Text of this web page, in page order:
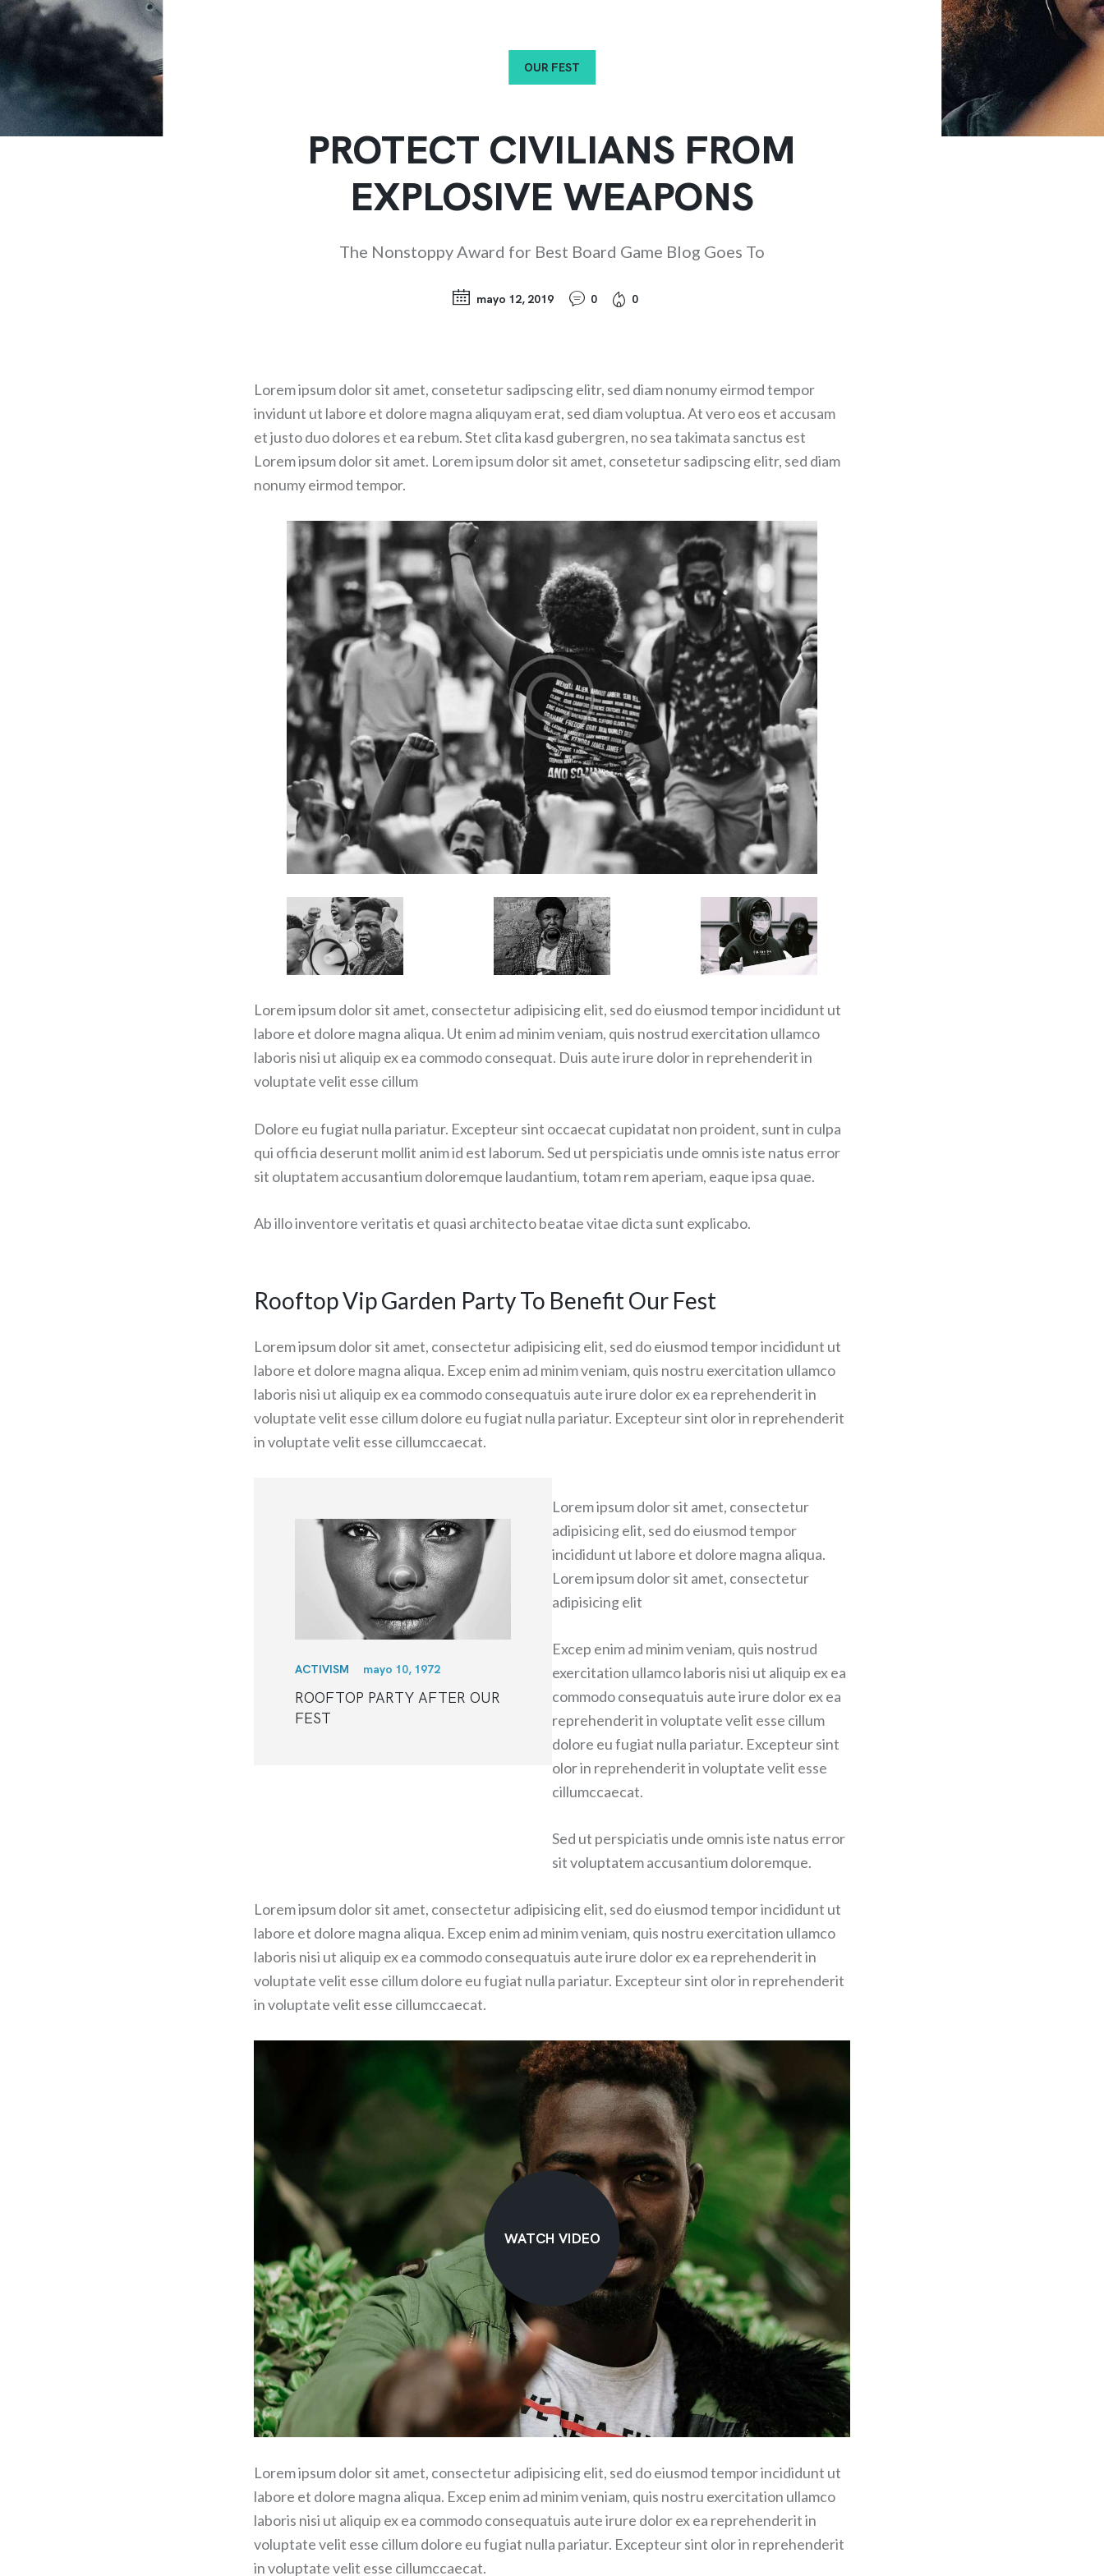
OUR FEST
PROTECT CIVILIANS FROM
EXPLOSIVE WEAPONS
The Nonstoppy Award for Best Board Game Blog Goes To
mayo 12, 2019 0 0
Lorem ipsum dolor sit amet, consetetur sadipscing elitr, sed diam nonumy eirmod tempor
invidunt ut labore et dolore magna aliquyam erat, sed diam voluptua. At vero eos et accusam
et justo duo dolores et ea rebum. Stet clita kasd gubergren, no sea takimata sanctus est
Lorem ipsum dolor sit amet. Lorem ipsum dolor sit amet, consetetur sadipscing elitr, sed diam
nonumy eirmod tempor.
Lorem ipsum dolor sit amet, consectetur adipisicing elit, sed do eiusmod tempor incididunt ut
labore et dolore magna aliqua. Ut enim ad minim veniam, quis nostrud exercitation ullamco
laboris nisi ut aliquip ex ea commodo consequat. Duis aute irure dolor in reprehenderit in
voluptate velit esse cillum
Dolore eu fugiat nulla pariatur. Excepteur sint occaecat cupidatat non proident, sunt in culpa
qui officia deserunt mollit anim id est laborum. Sed ut perspiciatis unde omnis iste natus error
sit oluptatem accusantium doloremque laudantium, totam rem aperiam, eaque ipsa quae.
Ab illo inventore veritatis et quasi architecto beatae vitae dicta sunt explicabo.
Rooftop Vip Garden Party To Benefit Our Fest
Lorem ipsum dolor sit amet, consectetur adipisicing elit, sed do eiusmod tempor incididunt ut
labore et dolore magna aliqua. Excep enim ad minim veniam, quis nostru exercitation ullamco
laboris nisi ut aliquip ex ea commodo consequatuis aute irure dolor ex ea reprehenderit in
voluptate velit esse cillum dolore eu fugiat nulla pariatur. Excepteur sint olor in reprehenderit
in voluptate velit esse cillumccaecat.
ACTIVISM mayo 10, 1972
ROOFTOP PARTY AFTER OUR
FEST
Lorem ipsum dolor sit amet, consectetur
adipisicing elit, sed do eiusmod tempor
incididunt ut labore et dolore magna aliqua.
Lorem ipsum dolor sit amet, consectetur
adipisicing elit
Excep enim ad minim veniam, quis nostrud
exercitation ullamco laboris nisi ut aliquip ex ea
commodo consequatuis aute irure dolor ex ea
reprehenderit in voluptate velit esse cillum
dolore eu fugiat nulla pariatur. Excepteur sint
olor in reprehenderit in voluptate velit esse
cillumccaecat.
Sed ut perspiciatis unde omnis iste natus error
sit voluptatem accusantium doloremque.
Lorem ipsum dolor sit amet, consectetur adipisicing elit, sed do eiusmod tempor incididunt ut
labore et dolore magna aliqua. Excep enim ad minim veniam, quis nostru exercitation ullamco
laboris nisi ut aliquip ex ea commodo consequatuis aute irure dolor ex ea reprehenderit in
voluptate velit esse cillum dolore eu fugiat nulla pariatur. Excepteur sint olor in reprehenderit
in voluptate velit esse cillumccaecat.
WATCH VIDEO
Lorem ipsum dolor sit amet, consectetur adipisicing elit, sed do eiusmod tempor incididunt ut
labore et dolore magna aliqua. Excep enim ad minim veniam, quis nostru exercitation ullamco
laboris nisi ut aliquip ex ea commodo consequatuis aute irure dolor ex ea reprehenderit in
voluptate velit esse cillum dolore eu fugiat nulla pariatur. Excepteur sint olor in reprehenderit
in voluptate velit esse cillumccaecat.